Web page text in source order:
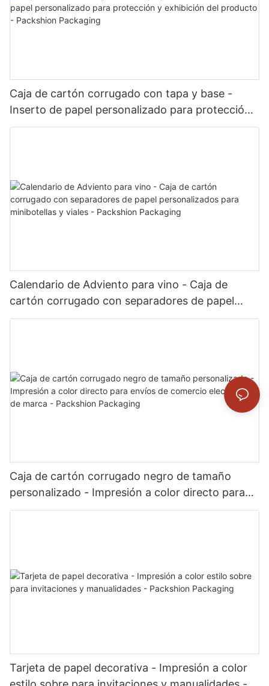
Caja de cartón corrugado con tapa y base -
Inserto de papel personalizado para protección
y exhibición del producto - Packshion Packaging
Calendario de Adviento para vino - Caja de
cartón corrugado con separadores de papel
personalizados para minibotellas y viales -
Caja de cartón corrugado negro de tamaño
personalizado - Impresión a color directo para
envíos de comercio electrónico de marca -
Tarjeta de papel decorativa - Impresión a color